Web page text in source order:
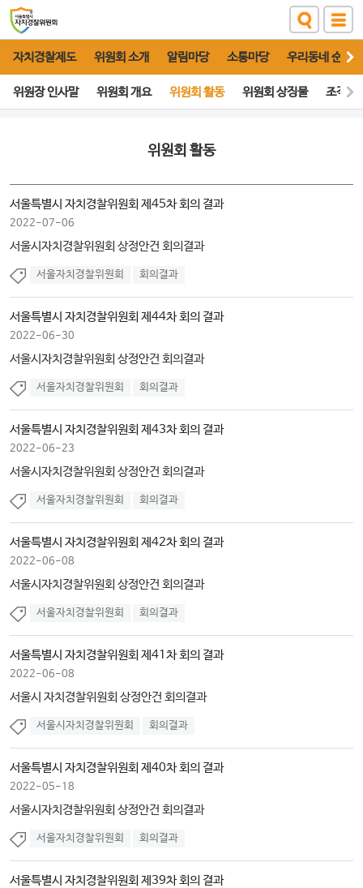
자치경찰제도 위원회 소개 알림마당 소통마당 우리동네 순찰대
위원장 인사말 위원회 개요 위원회 활동 위원회 상징물 조직도
위원회 활동
서울특별시 자치경찰위원회 제45차 회의 결과
2022-07-06
서울시자치경찰위원회 상정안건 회의결과
서울자치경찰위원회 회의결과
서울특별시 자치경찰위원회 제44차 회의 결과
2022-06-30
서울시자치경찰위원회 상정안건 회의결과
서울자치경찰위원회 회의결과
서울특별시 자치경찰위원회 제43차 회의 결과
2022-06-23
서울시자치경찰위원회 상정안건 회의결과
서울자치경찰위원회 회의결과
서울특별시 자치경찰위원회 제42차 회의 결과
2022-06-08
서울시자치경찰위원회 상정안건 회의결과
서울자치경찰위원회 회의결과
서울특별시 자치경찰위원회 제41차 회의 결과
2022-06-08
서울시 자치경찰위원회 상정안건 회의결과
서울시자치경찰위원회 회의결과
서울특별시 자치경찰위원회 제40차 회의 결과
2022-05-18
서울시자치경찰위원회 상정안건 회의결과
서울자치경찰위원회 회의결과
서울특별시 자치경찰위원회 제39차 회의 결과